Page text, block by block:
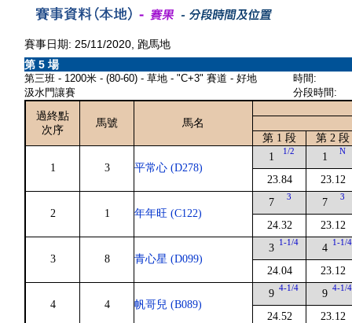
賽事日期: 25/11/2020, 跑馬地
第 5 場
第三班 - 1200米 - (80-60) - 草地 - "C+3" 賽道 - 好地
汲水門讓賽
時間:
分段時間:
過終點
次序
馬號
馬名
第 1 段
第 2 段
1 3 平常心 (D278)
1 1/2
23.84
1 N
23.12
2 1 年年旺 (C122)
7 3
24.32
7 3
23.12
3 8 青心星 (D099)
3 1-1/4
24.04
4 1-1/4
23.12
4 4 帆哥兒 (B089)
9 4-1/4
24.52
9 4-1/4
23.12